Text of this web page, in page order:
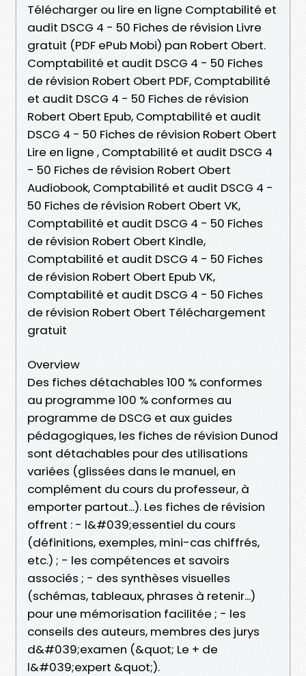
Télécharger ou lire en ligne Comptabilité et
audit DSCG 4 - 50 Fiches de révision Livre
gratuit (PDF ePub Mobi) pan Robert Obert.
Comptabilité et audit DSCG 4 - 50 Fiches
de révision Robert Obert PDF, Comptabilité
et audit DSCG 4 - 50 Fiches de révision
Robert Obert Epub, Comptabilité et audit
DSCG 4 - 50 Fiches de révision Robert Obert
Lire en ligne , Comptabilité et audit DSCG 4
- 50 Fiches de révision Robert Obert
Audiobook, Comptabilité et audit DSCG 4 -
50 Fiches de révision Robert Obert VK,
Comptabilité et audit DSCG 4 - 50 Fiches
de révision Robert Obert Kindle,
Comptabilité et audit DSCG 4 - 50 Fiches
de révision Robert Obert Epub VK,
Comptabilité et audit DSCG 4 - 50 Fiches
de révision Robert Obert Téléchargement
gratuit
Overview
Des fiches détachables 100 % conformes
au programme 100 % conformes au
programme de DSCG et aux guides
pédagogiques, les fiches de révision Dunod
sont détachables pour des utilisations
variées (glissées dans le manuel, en
complément du cours du professeur, à
emporter partout...). Les fiches de révision
offrent : - l&#039;essentiel du cours
(définitions, exemples, mini-cas chiffrés,
etc.) ; - les compétences et savoirs
associés ; - des synthèses visuelles
(schémas, tableaux, phrases à retenir...)
pour une mémorisation facilitée ; - les
conseils des auteurs, membres des jurys
d&#039;examen (&quot; Le + de
l&#039;expert &quot;).